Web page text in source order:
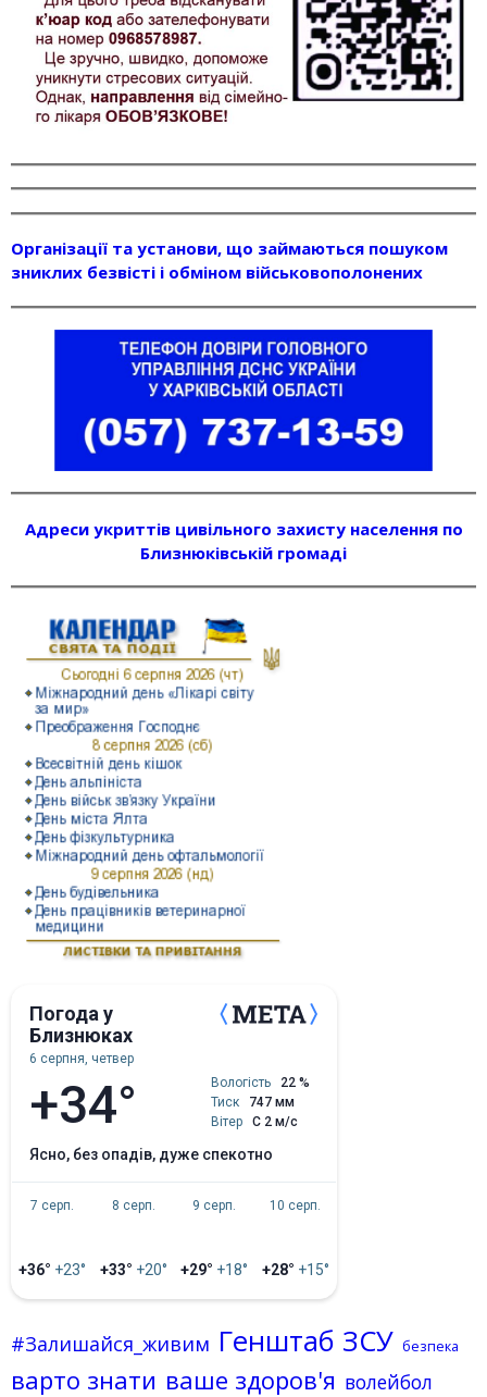
Організації та установи, що займаються пошуком
зниклих безвісті і обміном військовополонених
Адреси укриттів цивільного захисту населення по
Близнюківській громаді
Погода у
Близнюках
6 серпня, четвер
+34° Вологість
22 %
Тиск
747 мм
Вітер
С 2 м/с
ясно, без опадів, дуже спекотно
7 серп.
+36° +23°
8 серп.
+33° +20°
9 серп.
+29° +18°
10 серп.
+28° +15°
#Залишайся_живим Генштаб ЗСУ безпека
варто знати ваше здоров'я волейбол